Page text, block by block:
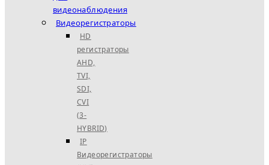
видеонаблюдения
Видеорегистраторы
HD
регистраторы
AHD,
TVI,
SDI,
CVI
(3-
HYBRID)
IP
Видеорегистраторы